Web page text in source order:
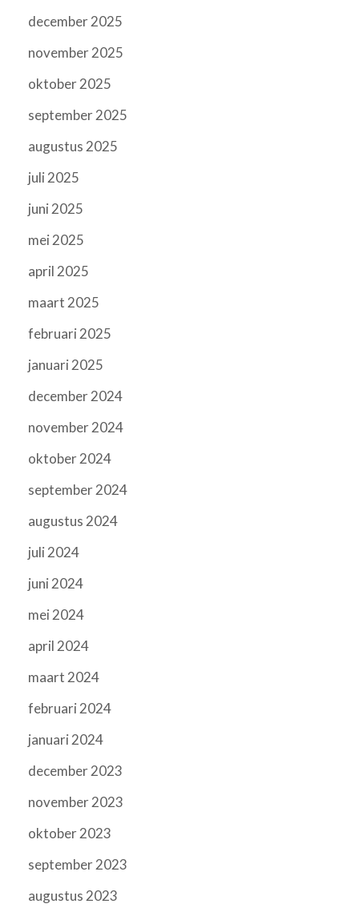
december 2025
november 2025
oktober 2025
september 2025
augustus 2025
juli 2025
juni 2025
mei 2025
april 2025
maart 2025
februari 2025
januari 2025
december 2024
november 2024
oktober 2024
september 2024
augustus 2024
juli 2024
juni 2024
mei 2024
april 2024
maart 2024
februari 2024
januari 2024
december 2023
november 2023
oktober 2023
september 2023
augustus 2023